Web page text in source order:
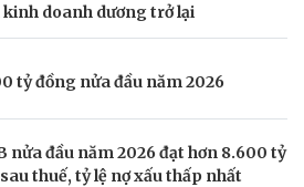
doanh dương trở lại
tỷ đồng nửa đầu năm 2026
nửa đầu năm 2026 đạt hơn 8.600 tỷ
thuế, tỷ lệ nợ xấu thấp nhất